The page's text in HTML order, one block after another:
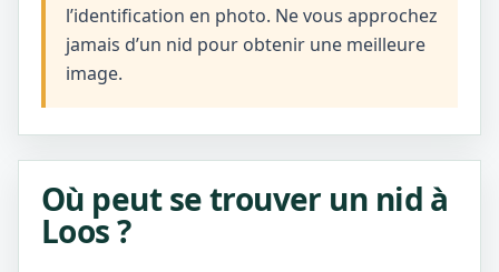
l’identification en photo. Ne vous approchez
jamais d’un nid pour obtenir une meilleure
image.
Où peut se trouver un nid à
Loos ?